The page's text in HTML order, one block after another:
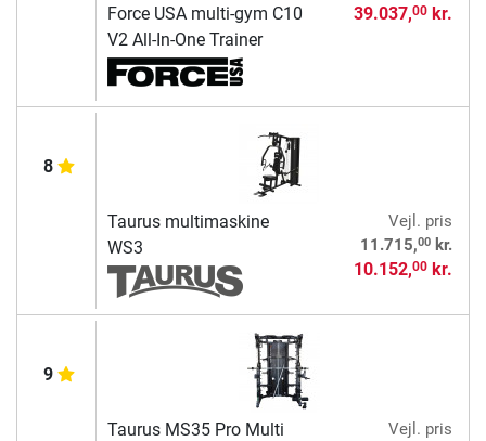
Force USA multi-gym C10
V2 All-In-One Trainer
39.037,00kr.
8
Taurus multimaskine
WS3
Vejl. pris
11.715,00kr.
10.152,00kr.
9
Taurus MS35 Pro Multi
Vejl. pris